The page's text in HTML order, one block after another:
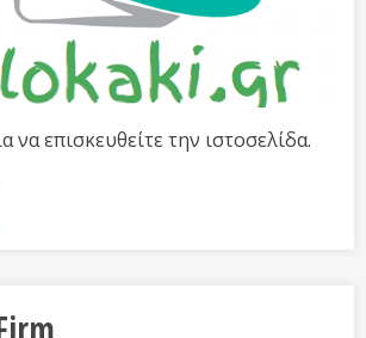
να επισκευθείτε την ιστοσελίδα.